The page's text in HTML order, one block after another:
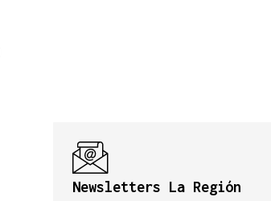
Newsletters La Región